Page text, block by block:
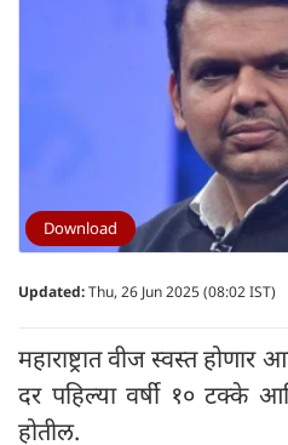
Download
Updated:Thu, 26 Jun 2025 (08:02 IST)
महाराष्ट्रात वीज स्वस्त
दर पहिल्या वर्षी १० टक्के
होतील.